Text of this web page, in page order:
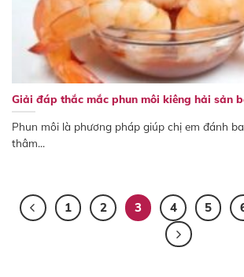
Giải đáp thắc mắc phun môi kiêng hải sản
Phun môi là phương pháp giúp chị em đánh
thâm...
1 2 3 4 5